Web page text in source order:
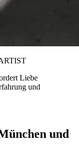
Liebe
und
und